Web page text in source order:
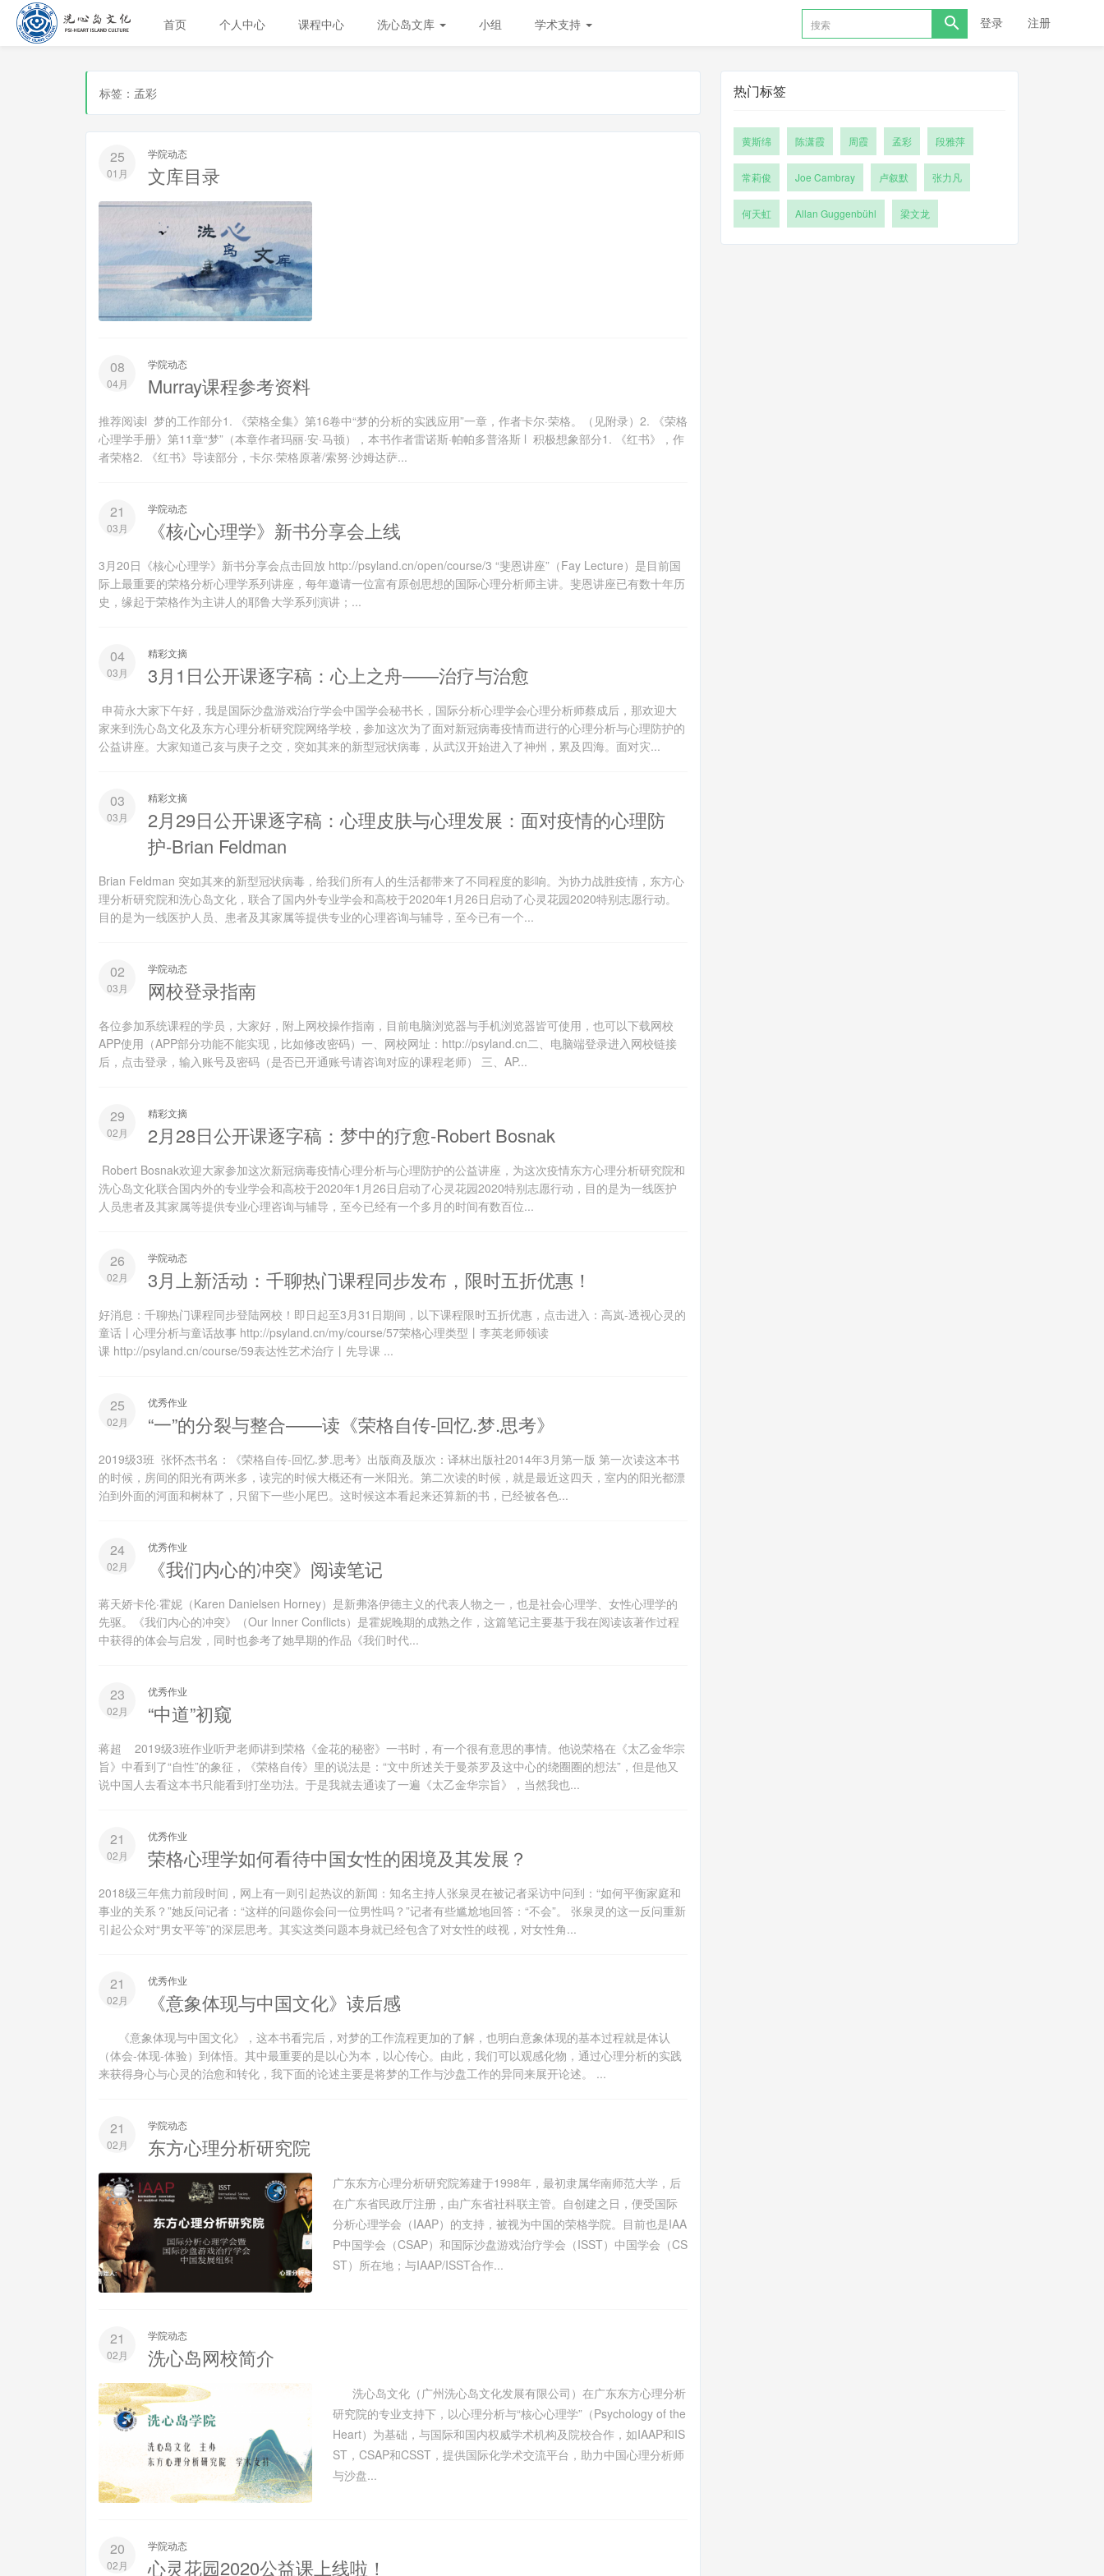
首页 个人中心 课程中心 洗心岛文库 小组 学术支持 登录 注册
标签：孟彩
25
01月
学院动态
文库目录
08
04月
学院动态
Murray课程参考资料
推荐阅读l 梦的工作部分1. 《荣格全集》第16卷中“梦的分析的实践应用”一章，作者卡尔·荣格。（见附录）2. 《荣格
心理学手册》第11章“梦”（本章作者玛丽·安·马顿），本书作者雷诺斯·帕帕多普洛斯 l 积极想象部分1. 《红书》，作
者荣格2. 《红书》导读部分，卡尔·荣格原著/索努·沙姆达萨...
21
03月
学院动态
《核心心理学》新书分享会上线
3月20日《核心心理学》新书分享会点击回放 http://psyland.cn/open/course/3 “斐恩讲座”（Fay Lecture）是目前国
际上最重要的荣格分析心理学系列讲座，每年邀请一位富有原创思想的国际心理分析师主讲。斐恩讲座已有数十年历
史，缘起于荣格作为主讲人的耶鲁大学系列演讲；...
04
03月
精彩文摘
3月1日公开课逐字稿：心上之舟——治疗与治愈
申荷永大家下午好，我是国际沙盘游戏治疗学会中国学会秘书长，国际分析心理学会心理分析师蔡成后，那欢迎大
家来到洗心岛文化及东方心理分析研究院网络学校，参加这次为了面对新冠病毒疫情而进行的心理分析与心理防护的
公益讲座。大家知道己亥与庚子之交，突如其来的新型冠状病毒，从武汉开始进入了神州，累及四海。面对灾...
03
03月
精彩文摘
2月29日公开课逐字稿：心理皮肤与心理发展：面对疫情的心理防
护-Brian Feldman
Brian Feldman 突如其来的新型冠状病毒，给我们所有人的生活都带来了不同程度的影响。为协力战胜疫情，东方心
理分析研究院和洗心岛文化，联合了国内外专业学会和高校于2020年1月26日启动了心灵花园2020特别志愿行动。
目的是为一线医护人员、患者及其家属等提供专业的心理咨询与辅导，至今已有一个...
02
03月
学院动态
网校登录指南
各位参加系统课程的学员，大家好，附上网校操作指南，目前电脑浏览器与手机浏览器皆可使用，也可以下载网校
APP使用（APP部分功能不能实现，比如修改密码）一、网校网址：http://psyland.cn二、电脑端登录进入网校链接
后，点击登录，输入账号及密码（是否已开通账号请咨询对应的课程老师） 三、AP...
29
02月
精彩文摘
2月28日公开课逐字稿：梦中的疗愈-Robert Bosnak
Robert Bosnak欢迎大家参加这次新冠病毒疫情心理分析与心理防护的公益讲座，为这次疫情东方心理分析研究院和
洗心岛文化联合国内外的专业学会和高校于2020年1月26日启动了心灵花园2020特别志愿行动，目的是为一线医护
人员患者及其家属等提供专业心理咨询与辅导，至今已经有一个多月的时间有数百位...
26
02月
学院动态
3月上新活动：千聊热门课程同步发布，限时五折优惠！
好消息：千聊热门课程同步登陆网校！即日起至3月31日期间，以下课程限时五折优惠，点击进入：高岚-透视心灵的
童话丨心理分析与童话故事 http://psyland.cn/my/course/57荣格心理类型丨李英老师领读
课 http://psyland.cn/course/59表达性艺术治疗丨先导课 ...
25
02月
优秀作业
“一”的分裂与整合——读《荣格自传-回忆.梦.思考》
2019级3班 张怀杰书名：《荣格自传-回忆.梦.思考》出版商及版次：译林出版社2014年3月第一版 第一次读这本书
的时候，房间的阳光有两米多，读完的时候大概还有一米阳光。第二次读的时候，就是最近这四天，室内的阳光都漂
泊到外面的河面和树林了，只留下一些小尾巴。这时候这本看起来还算新的书，已经被各色...
24
02月
优秀作业
《我们内心的冲突》阅读笔记
蒋天娇卡伦·霍妮（Karen Danielsen Horney）是新弗洛伊德主义的代表人物之一，也是社会心理学、女性心理学的
先驱。《我们内心的冲突》（Our Inner Conflicts）是霍妮晚期的成熟之作，这篇笔记主要基于我在阅读该著作过程
中获得的体会与启发，同时也参考了她早期的作品《我们时代...
23
02月
优秀作业
“中道”初窥
蒋超 2019级3班作业听尹老师讲到荣格《金花的秘密》一书时，有一个很有意思的事情。他说荣格在《太乙金华宗
旨》中看到了“自性”的象征，《荣格自传》里的说法是：“文中所述关于曼荼罗及这中心的绕圈圈的想法”，但是他又
说中国人去看这本书只能看到打坐功法。于是我就去通读了一遍《太乙金华宗旨》，当然我也...
21
02月
优秀作业
荣格心理学如何看待中国女性的困境及其发展？
2018级三年焦力前段时间，网上有一则引起热议的新闻：知名主持人张泉灵在被记者采访中问到：“如何平衡家庭和
事业的关系？”她反问记者：“这样的问题你会问一位男性吗？”记者有些尴尬地回答：“不会”。 张泉灵的这一反问重新
引起公众对“男女平等”的深层思考。其实这类问题本身就已经包含了对女性的歧视，对女性角...
21
02月
优秀作业
《意象体现与中国文化》读后感
《意象体现与中国文化》，这本书看完后，对梦的工作流程更加的了解，也明白意象体现的基本过程就是体认
（体会-体现-体验）到体悟。其中最重要的是以心为本，以心传心。由此，我们可以观感化物，通过心理分析的实践
来获得身心与心灵的治愈和转化，我下面的论述主要是将梦的工作与沙盘工作的异同来展开论述。 ...
21
02月
学院动态
东方心理分析研究院
广东东方心理分析研究院筹建于1998年，最初隶属华南师范大学，后
在广东省民政厅注册，由广东省社科联主管。自创建之日，便受国际
分析心理学会（IAAP）的支持，被视为中国的荣格学院。目前也是IAA
P中国学会（CSAP）和国际沙盘游戏治疗学会（ISST）中国学会（CS
ST）所在地；与IAAP/ISST合作...
21
02月
学院动态
洗心岛网校简介
洗心岛文化（广州洗心岛文化发展有限公司）在广东东方心理分析
研究院的专业支持下，以心理分析与“核心心理学”（Psychology of the
Heart）为基础，与国际和国内权威学术机构及院校合作，如IAAP和IS
ST，CSAP和CSST，提供国际化学术交流平台，助力中国心理分析师
与沙盘...
20
02月
学院动态
心灵花园2020公益课上线啦！
热门标签
黄斯绵 陈潇霞 周霞 孟彩 段雅萍
常莉俊 Joe Cambray 卢叙默 张力凡
何天虹 Allan Guggenbühl 梁文龙